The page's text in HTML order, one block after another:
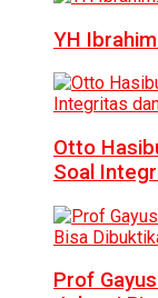
YH
Otto
Soal
Prof